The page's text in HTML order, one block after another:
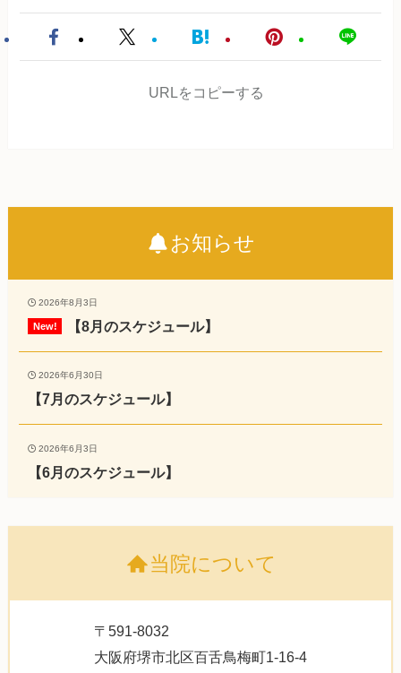
URLをコピーする
お知らせ
2026年8月3日
【8月のスケジュール】
2026年6月30日
【7月のスケジュール】
2026年6月3日
【6月のスケジュール】
当院について
〒591-8032
大阪府堺市北区百舌鳥梅町1-16-4